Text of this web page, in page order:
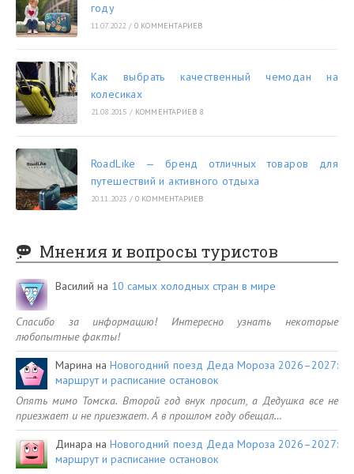
году
11.07.2022 / 0 КОММЕНТАРИЕВ
Как выбрать качественный чемодан на
колесиках
21.08.2015 / КОММЕНТАРИЕВ 8
RoadLike — бренд отличных товаров для
путешествий и активного отдыха
20.11.2023 / 0 КОММЕНТАРИЕВ
Мнения и вопросы туристов
Василий на 10 самых холодных стран в мире
Спасибо за информацию! Интересно узнать некоторые
любопытные факты!
Марина наНовогодний поезд Деда Мороза 2026–2027:
маршрут и расписание остановок
Опять мимо Томска. Второй год внук просит, а Дедушка все не
приезжает и не приезжает. А в прошлом году обещал…
Динара наНовогодний поезд Деда Мороза 2026–2027:
маршрут и расписание остановок